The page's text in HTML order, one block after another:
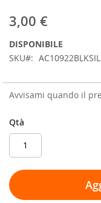
3,00 €
DISPONIBILE
SKU
Avvisami quando il
Qtà